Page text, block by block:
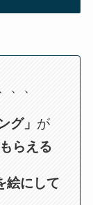
、、
グ」 が
らえる
絵にして